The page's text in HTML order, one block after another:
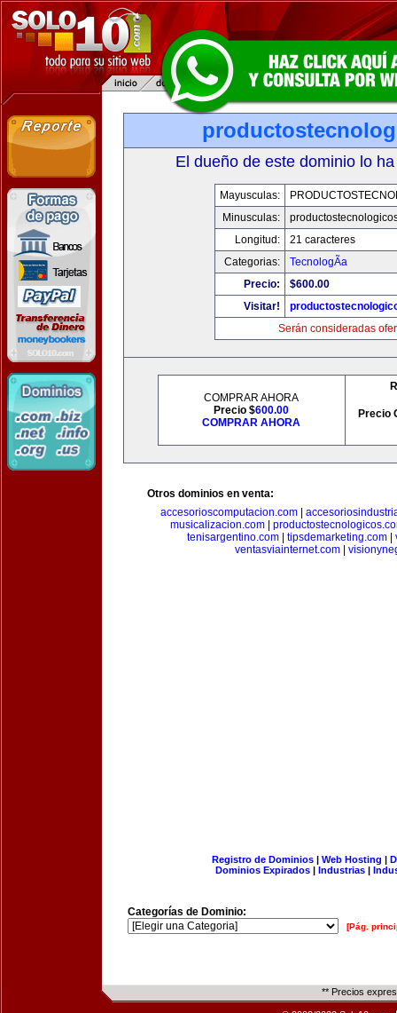
El dueño de este dominio lo
Mayusculas:
Minusculas:
Longitud:
21 caracteres
Categorias:
TecnologÃ­a
Precio:
$600.00
Visitar!
Serán consideradas
COMPRAR AHORA
Precio $600.00
COMPRAR AHORA
Precio
Otros dominios en venta:
accesorioscomputacion.com
musicalizacion.com|
tenisargentino.com
tipsdemarketing.com
ventasviainternet.com
Registro de Dominios| Web Hosting |
Dominios Expirados | Industrias |
Categorías de Dominio:
[Pág.
** Precios